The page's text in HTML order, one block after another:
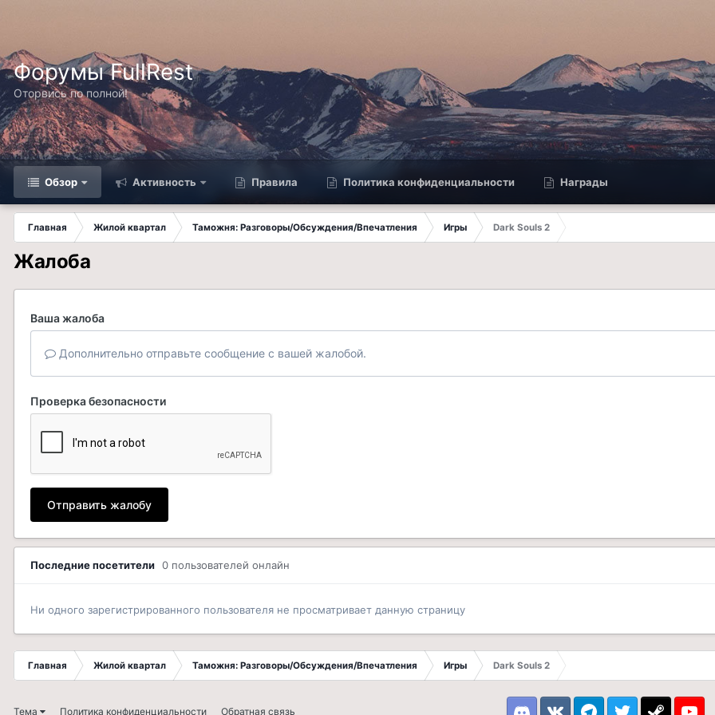
Форумы FullRest
Оторвись по полной!
Обзор Активность Правила Политика конфиденциальности Награды
Главная Жилой квартал Таможня: Разговоры/Обсуждения/Впечатления Игры
Dark Souls 2
Жалоба
Ваша жалоба
Дополнительно отправьте сообщение с вашей жалобой.
Проверка безопасности
Отправить жалобу
Последние посетители 0 пользователей онлайн
Ни одного зарегистрированного пользователя не просматривает данную страницу
Главная Жилой квартал Таможня: Разговоры/Обсуждения/Впечатления Игры Dark Souls 2
Тема Политика конфиденциальности Обратная связь